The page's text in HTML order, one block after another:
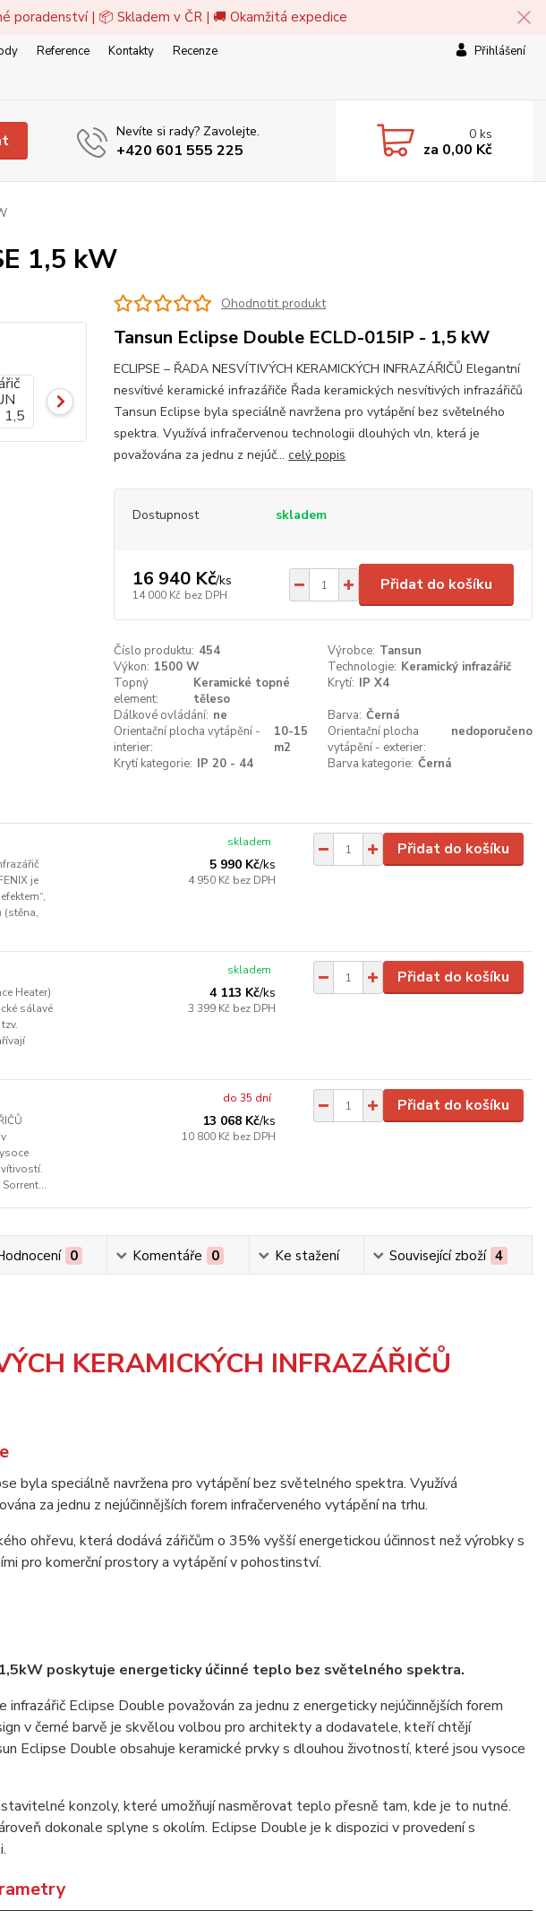
poradenství | 📦 Skladem v ČR | 🚚 Okamžitá expedice
Reference Kontakty
Recenze
Přihlášení
Nevíte si rady? Zavolejte.
+420 601 555 225
0 ks
za 0,00 Kč
1,5 kW
Ohodnotit produkt
Tansun Eclipse Double ECLD-015IP - 1,5 kW
ECLIPSE – ŘADA NESVÍTIVÝCH KERAMICKÝCH INFRAZÁŘIČŮ Elegantní
nesvítivé keramické infrazářiče Řada keramických nesvítivých infrazářičů
Tansun Eclipse byla speciálně navržena pro vytápění bez světelného
spektra. Využívá infračervenou technologii dlouhých vln, která je
považována za jednu z nejúč...celý popis
Dostupnost skladem
16 940 Kč/ks
14 000 Kč bez DPH
Přidat do košíku
Číslo produktu: 454 Výrobce: Tansun
Výkon: 1500 W Technologie: Keramický infrazářič
Topný
element:
Keramické topné
těleso
Krytí: IP X4
Dálkové ovládání: ne Barva: Černá
Orientační plocha vytápění -
interier:
10-15
m2
Orientační plocha
vytápění - exterier:
nedoporučeno
Krytí kategorie: IP 20 - 44 Barva kategorie: Černá
je
(stěna,
5 990 Kč/ks
4 950 Kč bez DPH
skladem Přidat do košíku
Heater)
sálavé
4 113 Kč/ks
3 399 Kč bez DPH
skladem Přidat do košíku
13 068 Kč/ks
10 800 Kč bez DPH
do 35 dní Přidat do košíku
0 Komentáře 0 Ke stažení Související zboží 4
KERAMICKÝCH INFRAZÁŘIČŮ
byla speciálně navržena pro vytápění bez světelného spektra. Využívá
za jednu z nejúčinnějších forem infračerveného vytápění na trhu.
ohřevu, která dodává zářičům o 35% vyšší energetickou účinnost než výrobky s
pro komerční prostory a vytápění v pohostinství.
poskytuje energeticky účinné teplo bez světelného spektra.
Eclipse Double považován za jednu z energeticky nejúčinnějších forem
v černé barvě je skvělou volbou pro architekty a dodavatele, kteří chtějí
Eclipse Double obsahuje keramické prvky s dlouhou životností, které jsou vysoce
konzoly, které umožňují nasměrovat teplo přesně tam, kde je to nutné.
dokonale splyne s okolím. Eclipse Double je k dispozici v provedení s